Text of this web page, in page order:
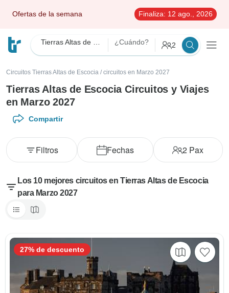
Ofertas de la semana Finaliza: 12 ago., 2026
¿Cuándo? 2
Circuitos Tierras Altas de Escocia / circuitos en Marzo 2027
Tierras Altas de Escocia Circuitos y Viajes
en Marzo 2027
Compartir
Fechas 2 Pax
Filtros
Los 10 mejores circuitos en Tierras Altas de Escocia
para Marzo 2027
27% de descuento